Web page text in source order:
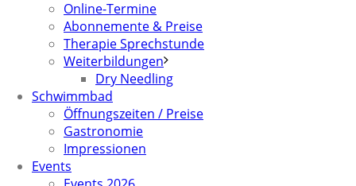
Online-Termine
Abonnemente & Preise
Therapie Sprechstunde
Weiterbildungen
Dry Needling
Schwimmbad
Öffnungszeiten / Preise
Gastronomie
Impressionen
Events